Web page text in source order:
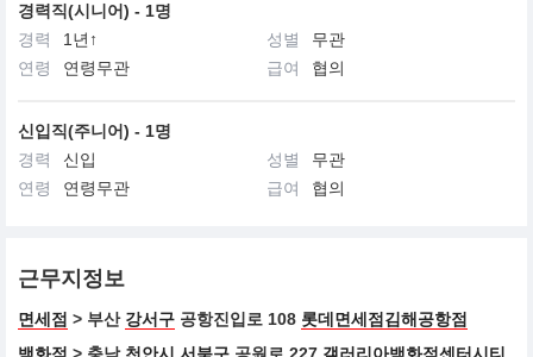
경력직(시니어) - 1명
경력
1년↑ 성별
무관
연령
연령무관 급여 협의
신입직(주니어) - 1명
경력
신입 성별
무관
연령
연령무관 급여 협의
근무지정보
면세점 > 부산 강서구 공항진입로 108 롯데면세점김해공항점